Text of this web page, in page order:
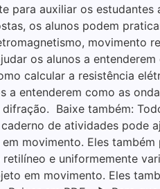
para auxiliar os
os alunos podem
movimento
os alunos a
calcular a resistência
a entenderem como as
Baixe também:
de atividades pode
movimento. Eles
e uniformemente
em movimento. Eles